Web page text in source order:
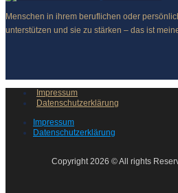
Menschen in ihrem beruflichen oder
unterstützen und sie zu stärken – das ist
Impressum
Datenschutzerklärung
Impressum
Datenschutzerklärung
Copyright 2026 © All rights